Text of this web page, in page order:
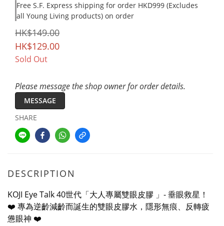
Free S.F. Express shipping for order HKD999 (Excludes
all Young Living products) on order
HK$149.00
HK$129.00
Sold Out
Please message the shop owner for order details.
MESSAGE
SHARE
DESCRIPTION
KOJI Eye Talk 40世代「大人專屬雙眼皮膠 」- 垂眼救星！
❤️ 專為逆齡減齡而誕生的雙眼皮膠水，隱形無痕、反轉疲
憊眼神 ❤️